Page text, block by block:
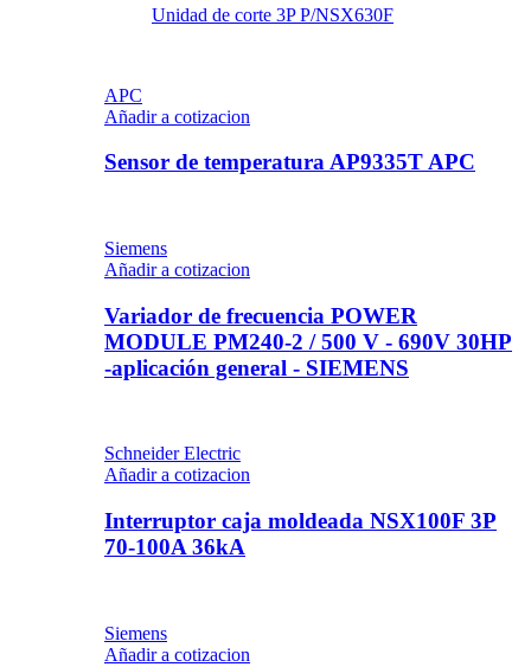
Unidad de corte 3P P/NSX630F
APC
Añadir a cotizacion
Sensor de temperatura AP9335T APC
Siemens
Añadir a cotizacion
Variador de frecuencia POWER
MODULE PM240-2 / 500 V - 690V 30HP
-aplicación general - SIEMENS
Schneider Electric
Añadir a cotizacion
Interruptor caja moldeada NSX100F 3P
70-100A 36kA
Siemens
Añadir a cotizacion